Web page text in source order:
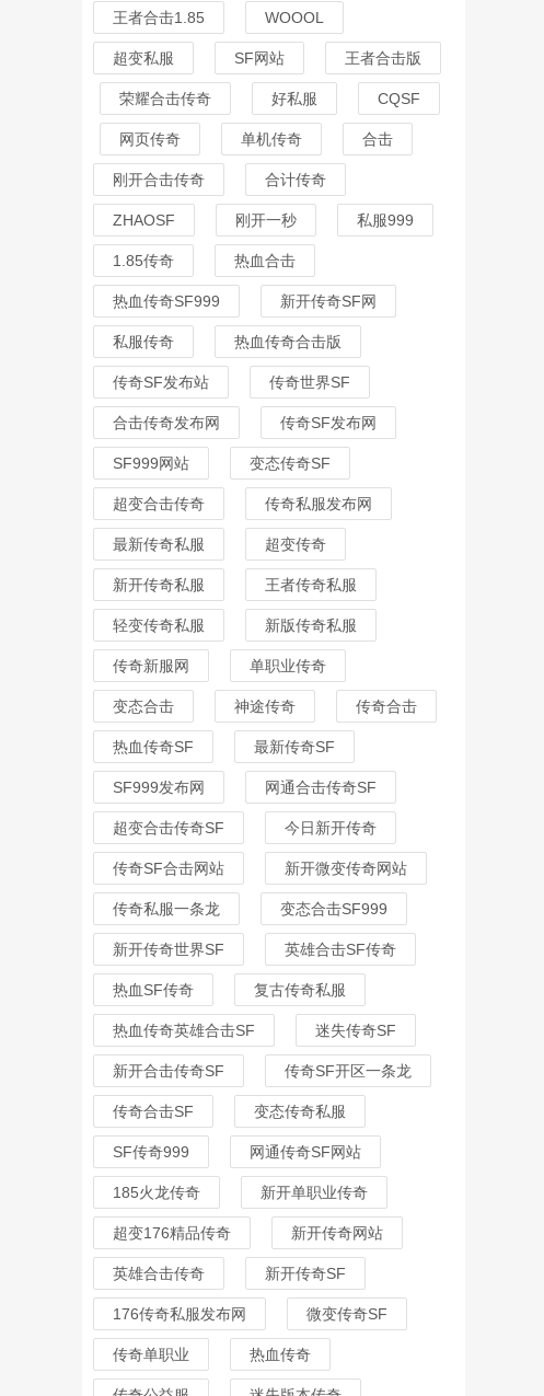
王者合击1.85 WOOOL
超变私服 SF网站 王者合击版
荣耀合击传奇 好私服 CQSF
网页传奇 单机传奇 合击
刚开合击传奇 合计传奇
ZHAOSF 刚开一秒 私服999
1.85传奇 热血合击
热血传奇SF999 新开传奇SF网
私服传奇 热血传奇合击版
传奇SF发布站 传奇世界SF
合击传奇发布网 传奇SF发布网
SF999网站 变态传奇SF
超变合击传奇 传奇私服发布网
最新传奇私服 超变传奇
新开传奇私服 王者传奇私服
轻变传奇私服 新版传奇私服
传奇新服网 单职业传奇
变态合击 神途传奇 传奇合击
热血传奇SF 最新传奇SF
SF999发布网 网通合击传奇SF
超变合击传奇SF 今日新开传奇
传奇SF合击网站 新开微变传奇网站
传奇私服一条龙 变态合击SF999
新开传奇世界SF 英雄合击SF传奇
热血SF传奇 复古传奇私服
热血传奇英雄合击SF 迷失传奇SF
新开合击传奇SF 传奇SF开区一条龙
传奇合击SF 变态传奇私服
SF传奇999 网通传奇SF网站
185火龙传奇 新开单职业传奇
超变176精品传奇 新开传奇网站
英雄合击传奇 新开传奇SF
176传奇私服发布网 微变传奇SF
传奇单职业 热血传奇